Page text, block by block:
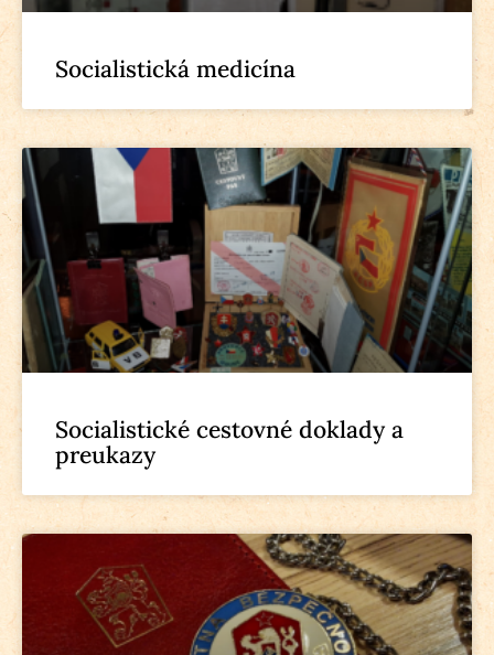
Socialistická medicína
Socialistické cestovné doklady a
preukazy